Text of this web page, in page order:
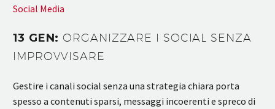
Social Media
13 GEN:ORGANIZZARE I SOCIAL SENZA
IMPROVVISARE
Gestire i canali social senza una strategia chiara porta
spesso a contenuti sparsi, messaggi incoerenti e spreco di